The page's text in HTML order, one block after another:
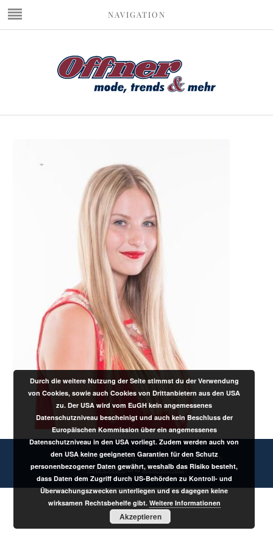
NAVIGATION
© 2026 Offner Wolfsberg. Alle Rechte vorbehalten.
ImpressumundDatenschutz.
Durch die weitere Nutzung der Seite stimmst du der Verwendung
von Cookies, sowie auch Cookies von Drittanbietern aus den USA
zu. Der USA wird vom EuGH kein angemessenes
Datenschutzniveau bescheinigt und auch kein Beschluss der
Europäischen Kommission über ein angemessenes
Datenschutzniveau in den USA vorliegt. Zudem werden auch von
den USA keine geeigneten Garantien für den Schutz
personenbezogener Daten gewährt, weshalb das Risiko besteht,
dass Daten dem Zugriff durch US-Behörden zu Kontroll- und
Überwachungszwecken unterliegen und es dagegen keine
wirksamen Rechtsbehelfe gibt. Weitere Informationen
Akzeptieren